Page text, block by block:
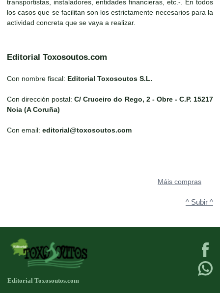
transportistas, instaladores, entidades financieras, etc.-. En todos
los casos que se facilitan son los estrictamente necesarios para la
actividad concreta que se vaya a realizar.
Editorial Toxosoutos.com
Con nombre fiscal: Editorial Toxosoutos S.L.
Con dirección postal:C/ Cruceiro do Rego, 2 - Obre - C.P. 15217
Noia (A Coruña)
Con email: editorial@toxosoutos.com
Máis compras
^ Subir ^
Editorial Toxosoutos.com